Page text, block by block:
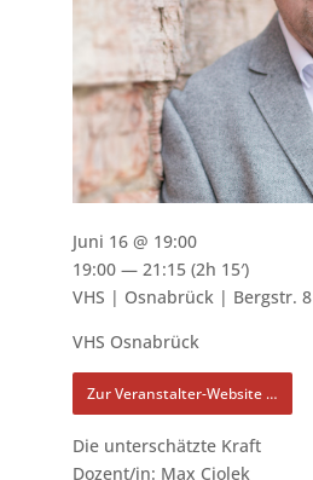
Die unterschätzte Kraft
Dozent/in: Max Ciolek
Juni 16 @ 19:00
19:00 — 21:15 (2h 15′)
VHS | Osnabrück | Bergstr. 8
VHS Osnabrück
Zur Veranstalter-Website …